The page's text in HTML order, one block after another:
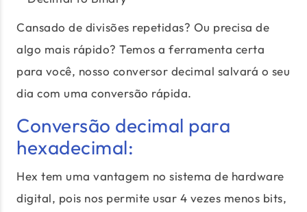
Cansado de divisões repetidas? Ou precisa de
algo mais rápido? Temos a ferramenta certa
para você, nosso conversor decimal salvará o seu
dia com uma conversão rápida.
Conversão decimal para
hexadecimal:
Hex tem uma vantagem no sistema de hardware
digital, pois nos permite usar 4 vezes menos bits,